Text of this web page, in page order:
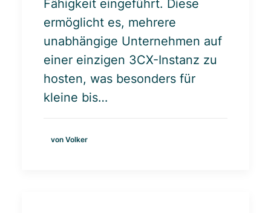
Fähigkeit eingeführt. Diese
ermöglicht es, mehrere
unabhängige Unternehmen auf
einer einzigen 3CX-Instanz zu
hosten, was besonders für
kleine bis…
von Volker